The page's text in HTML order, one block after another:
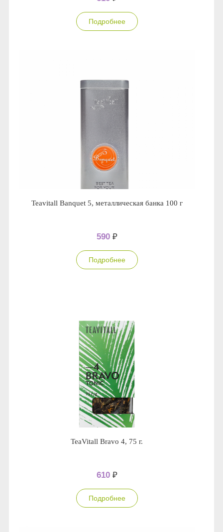
Подробнее
Teavitall Banquet 5, металлическая банка 100 г
590 ₽
Подробнее
TeaVitall Bravo 4, 75 г.
610 ₽
Подробнее